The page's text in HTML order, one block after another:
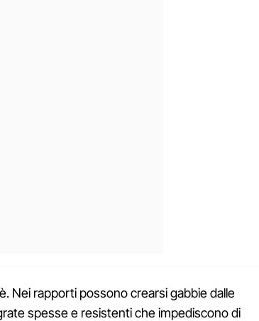
Nei rapporti possono crearsi gabbie dalle
spesse e resistenti che impediscono di